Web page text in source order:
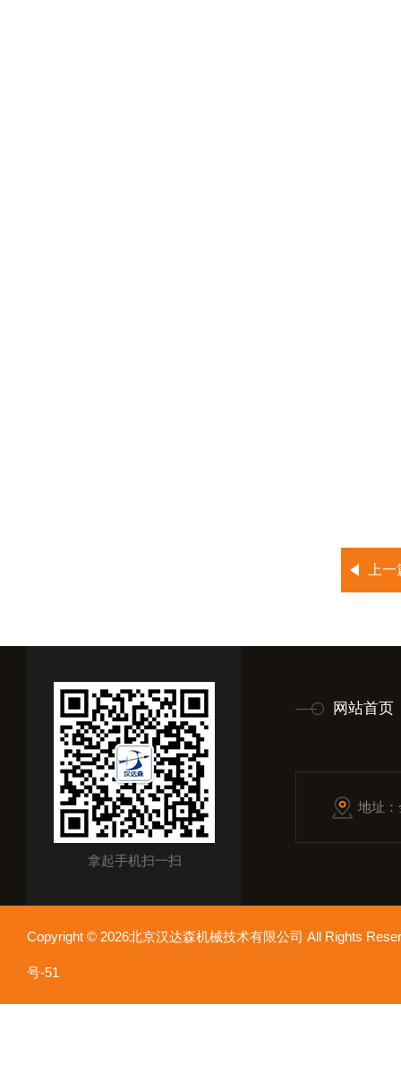
上
拿起手机扫一扫
网站首页
地址
Copyright © 2026北京汉达森机械技术有限公司 All Rights
号-51